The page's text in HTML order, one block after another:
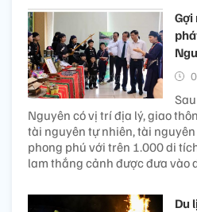
Gợi
Nguyên có vị trí địa lý, giao
tài nguyên tự nhiên, tài
phong phú với trên 1.000 di
lam thắng cảnh được đưa vào
Du